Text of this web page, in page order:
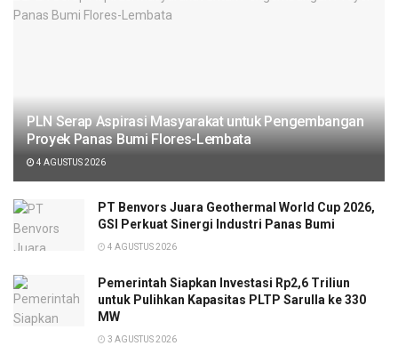
PLN Serap Aspirasi Masyarakat untuk Pengembangan
Proyek Panas Bumi Flores-Lembata
4 AGUSTUS 2026
PT Benvors Juara Geothermal World Cup 2026,
GSI Perkuat Sinergi Industri Panas Bumi
4 AGUSTUS 2026
Pemerintah Siapkan Investasi Rp2,6 Triliun
untuk Pulihkan Kapasitas PLTP Sarulla ke 330
MW
3 AGUSTUS 2026